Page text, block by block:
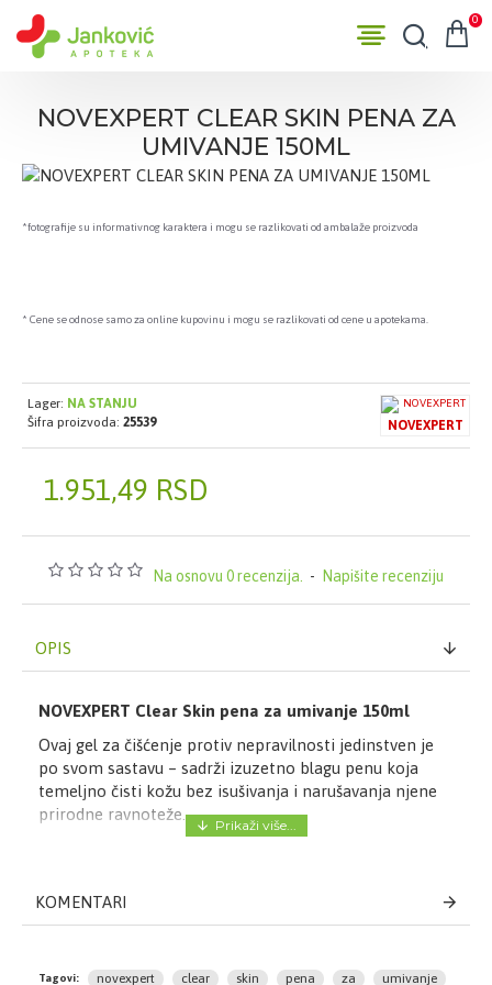
0
NOVEXPERT CLEAR SKIN PENA ZA
UMIVANJE 150ML
*fotografije su informativnog karaktera i mogu se razlikovati od ambalaže proizvoda
* Cene se odnose samo za online kupovinu i mogu se razlikovati od cene u apotekama.
Na osnovu 0 recenzija. - Napišite recenziju
1.951,49 RSD
Lager: NA STANJU
Šifra proizvoda: 25539 NOVEXPERT
OPIS
NOVEXPERT Clear Skin pena za umivanje 150ml
Ovaj gel za čišćenje protiv nepravilnosti jedinstven je
po svom sastavu – sadrži izuzetno blagu penu koja
temeljno čisti kožu bez isušivanja i narušavanja njene
prirodne ravnoteže.
3 U 1 TRETMAN PROTIV NESAVRŠENOSTI:
KOMENTARI
Tagovi: novexpert clear skin pena za
umivanje